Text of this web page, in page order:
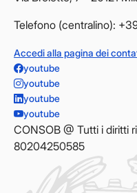
Telefono (centralino):
Accedi alla pagina dei
youtube
youtube
youtube
youtube
CONSOB @ Tutti i diritti
80204250585